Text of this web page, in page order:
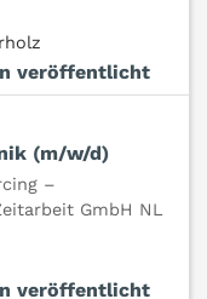
veröffentlicht
(m/w/d)
–
GmbH NL
veröffentlicht